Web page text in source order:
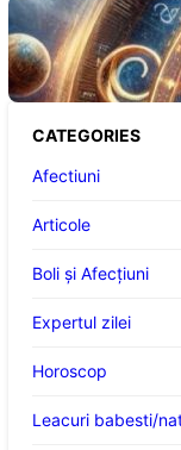
CATEGORIES
Afectiuni
Articole
Boli și Afecțiuni
Expertul zilei
Horoscop
Leacuri babesti/